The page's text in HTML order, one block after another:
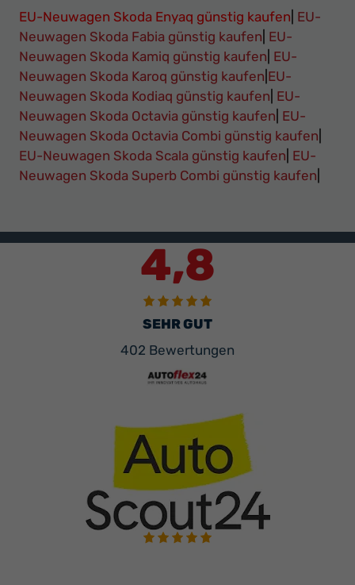
EU-Neuwagen Skoda Enyaq günstig kaufen EU-
Neuwagen Skoda Fabia günstig kaufen EU-
Neuwagen Skoda Kamiq günstig kaufen EU-
Neuwagen Skoda Karoq günstig kaufen EU-
Neuwagen Skoda Kodiaq günstig kaufen EU-
Neuwagen Skoda Octavia günstig kaufen EU-
Neuwagen Skoda Octavia Combi günstig kaufen
EU-Neuwagen Skoda Scala günstig kaufen EU-
Neuwagen Skoda Superb Combi günstig kaufen
4,8
SEHR GUT
402 Bewertungen